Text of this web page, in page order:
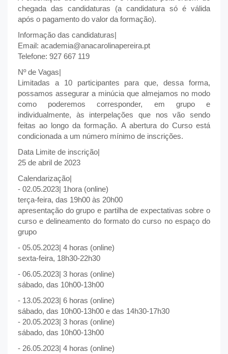
chegada das candidaturas (a candidatura só é válida
após o pagamento do valor da formação).
Informação das candidaturas|
Email: academia@anacarolinapereira.pt
Telefone: 927 667 119
Nº de Vagas|
Limitadas a 10 participantes para que, dessa forma,
possamos assegurar a minúcia que almejamos no modo
como poderemos corresponder, em grupo e
individualmente, às interpelações que nos vão sendo
feitas ao longo da formação. A abertura do Curso está
condicionada a um número mínimo de inscrições.
Data Limite de inscrição|
25 de abril de 2023
Calendarização|
- 02.05.2023| 1hora (online)
terça-feira, das 19h00 às 20h00
apresentação do grupo e partilha de expectativas sobre o
curso e delineamento do formato do curso no espaço do
grupo
- 05.05.2023| 4 horas (online)
sexta-feira, 18h30-22h30
- 06.05.2023| 3 horas (online)
sábado, das 10h00-13h00
- 13.05.2023| 6 horas (online)
sábado, das 10h00-13h00 e das 14h30-17h30
- 20.05.2023| 3 horas (online)
sábado, das 10h00-13h00
- 26.05.2023| 4 horas (online)